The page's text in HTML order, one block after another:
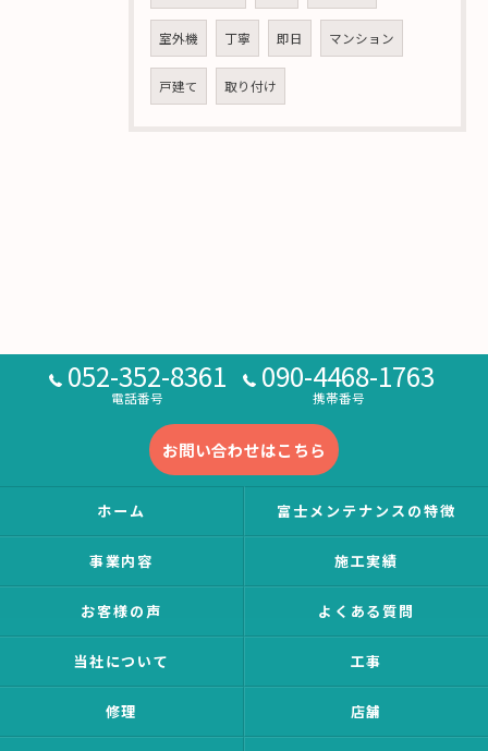
室外機 丁寧 即日 マンション
戸建て 取り付け
052-352-8361
電話番号
090-4468-1763
携帯番号
お問い合わせはこちら
ホーム 富士メンテナンスの特徴
事業内容 施工実績
お客様の声 よくある質問
当社について 工事
修理 店舗